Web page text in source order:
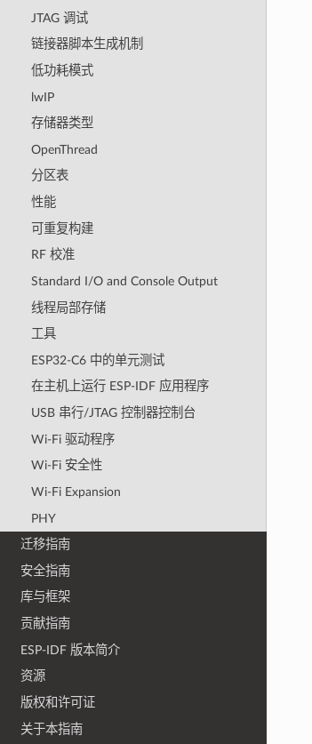
JTAG 调试
链接器脚本生成机制
低功耗模式
lwIP
存储器类型
OpenThread
分区表
性能
可重复构建
RF 校准
Standard I/O and Console Output
线程局部存储
工具
ESP32-C6 中的单元测试
在主机上运行 ESP-IDF 应用程序
USB 串行/JTAG 控制器控制台
Wi-Fi 驱动程序
Wi-Fi 安全性
Wi-Fi Expansion
PHY
迁移指南
安全指南
库与框架
贡献指南
ESP-IDF 版本简介
资源
版权和许可证
关于本指南